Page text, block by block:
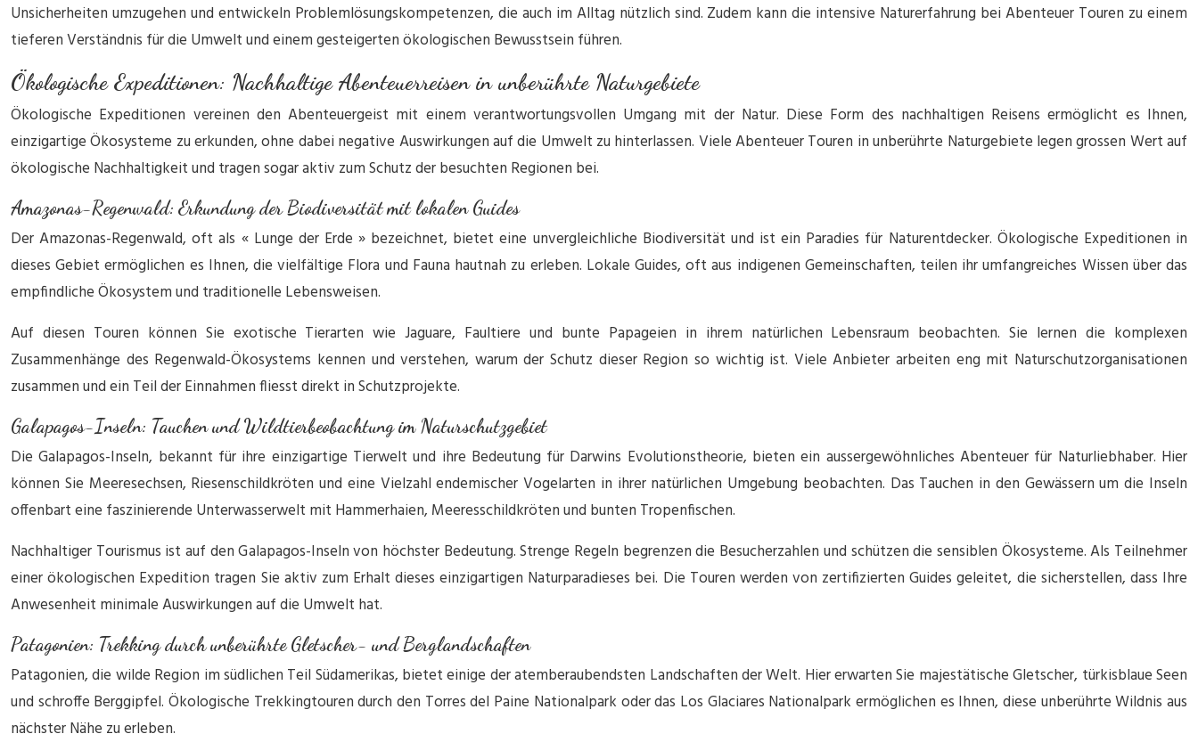
Unsicherheiten umzugehen und entwickeln Problemlösungskompetenzen, die auch im Alltag nützlich sind. Zudem kann die intensive Naturerfahrung bei Abenteuer Touren zu einem
tieferen Verständnis für die Umwelt und einem gesteigerten ökologischen Bewusstsein führen.
Ökologische Expeditionen: Nachhaltige Abenteuerreisen in unberührte Naturgebiete
Ökologische Expeditionen vereinen den Abenteuergeist mit einem verantwortungsvollen Umgang mit der Natur. Diese Form des nachhaltigen Reisens ermöglicht es Ihnen,
einzigartige Ökosysteme zu erkunden, ohne dabei negative Auswirkungen auf die Umwelt zu hinterlassen. Viele Abenteuer Touren in unberührte Naturgebiete legen grossen Wert auf
ökologische Nachhaltigkeit und tragen sogar aktiv zum Schutz der besuchten Regionen bei.
Amazonas-Regenwald: Erkundung der Biodiversität mit lokalen Guides
Der Amazonas-Regenwald, oft als « Lunge der Erde » bezeichnet, bietet eine unvergleichliche Biodiversität und ist ein Paradies für Naturentdecker. Ökologische Expeditionen in
dieses Gebiet ermöglichen es Ihnen, die vielfältige Flora und Fauna hautnah zu erleben. Lokale Guides, oft aus indigenen Gemeinschaften, teilen ihr umfangreiches Wissen über das
empfindliche Ökosystem und traditionelle Lebensweisen.
Auf diesen Touren können Sie exotische Tierarten wie Jaguare, Faultiere und bunte Papageien in ihrem natürlichen Lebensraum beobachten. Sie lernen die komplexen
Zusammenhänge des Regenwald-Ökosystems kennen und verstehen, warum der Schutz dieser Region so wichtig ist. Viele Anbieter arbeiten eng mit Naturschutzorganisationen
zusammen und ein Teil der Einnahmen fliesst direkt in Schutzprojekte.
Galapagos-Inseln: Tauchen und Wildtierbeobachtung im Naturschutzgebiet
Die Galapagos-Inseln, bekannt für ihre einzigartige Tierwelt und ihre Bedeutung für Darwins Evolutionstheorie, bieten ein aussergewöhnliches Abenteuer für Naturliebhaber. Hier
können Sie Meeresechsen, Riesenschildkröten und eine Vielzahl endemischer Vogelarten in ihrer natürlichen Umgebung beobachten. Das Tauchen in den Gewässern um die Inseln
offenbart eine faszinierende Unterwasserwelt mit Hammerhaien, Meeresschildkröten und bunten Tropenfischen.
Nachhaltiger Tourismus ist auf den Galapagos-Inseln von höchster Bedeutung. Strenge Regeln begrenzen die Besucherzahlen und schützen die sensiblen Ökosysteme. Als Teilnehmer
einer ökologischen Expedition tragen Sie aktiv zum Erhalt dieses einzigartigen Naturparadieses bei. Die Touren werden von zertifizierten Guides geleitet, die sicherstellen, dass Ihre
Anwesenheit minimale Auswirkungen auf die Umwelt hat.
Patagonien: Trekking durch unberührte Gletscher- und Berglandschaften
Patagonien, die wilde Region im südlichen Teil Südamerikas, bietet einige der atemberaubendsten Landschaften der Welt. Hier erwarten Sie majestätische Gletscher, türkisblaue Seen
und schroffe Berggipfel. Ökologische Trekkingtouren durch den Torres del Paine Nationalpark oder das Los Glaciares Nationalpark ermöglichen es Ihnen, diese unberührte Wildnis aus
nächster Nähe zu erleben.